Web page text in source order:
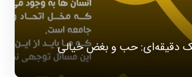
دقیقه‌ای: حب و بغض خیالی